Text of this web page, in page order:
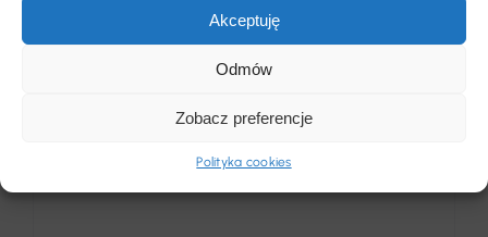
Akceptuję
Odmów
Zobacz preferencje
Polityka cookies
Pozostaw komentarz